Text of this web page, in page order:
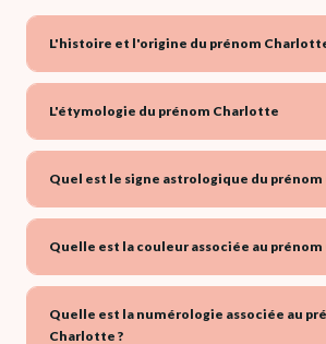
L'histoire et l'origine du prénom
L'étymologie du prénom Charlotte
Quel est le signe astrologique du
Quelle est la couleur associée au
Quelle est la numérologie associée au
Charlotte ?